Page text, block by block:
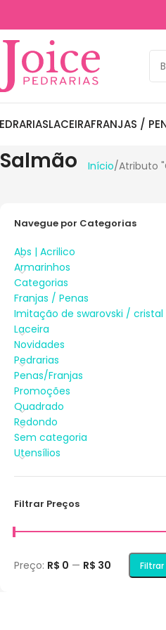
LACEIRAFRANJAS /
Salmão Início Atributo
Navegue por Categorias
Abs | Acrilico
Armarinhos
Categorias
Franjas / Penas
Imitação de swarovski / cristal
Laceira
Novidades
Pedrarias
Penas/Franjas
Promoções
Quadrado
Redondo
Sem categoria
Utensílios
Filtrar Preços
Filtrar
Preço: R$ 0 — R$ 30